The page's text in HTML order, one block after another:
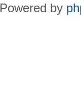
Powered by